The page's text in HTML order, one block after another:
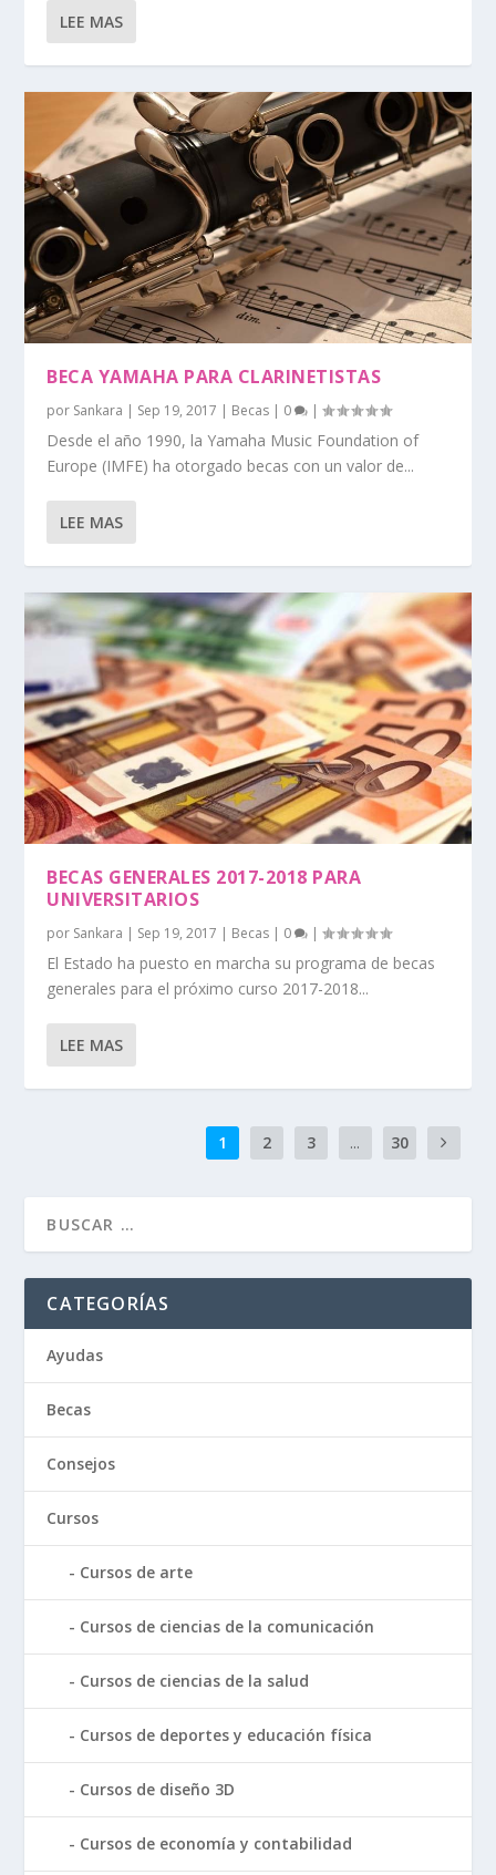
LEE MAS
BECA YAMAHA PARA CLARINETISTAS
por Sankara | Sep 19, 2017 | Becas | 0 |
Desde el año 1990, la Yamaha Music Foundation of
Europe (IMFE) ha otorgado becas con un valor de...
LEE MAS
BECAS GENERALES 2017-2018 PARA
UNIVERSITARIOS
por Sankara | Sep 19, 2017 | Becas | 0 |
El Estado ha puesto en marcha su programa de becas
generales para el próximo curso 2017-2018...
LEE MAS
1 2 3 ... 30
CATEGORÍAS
Ayudas
Becas
Consejos
Cursos
Cursos de arte
Cursos de ciencias de la comunicación
Cursos de ciencias de la salud
Cursos de deportes y educación física
Cursos de diseño 3D
Cursos de economía y contabilidad